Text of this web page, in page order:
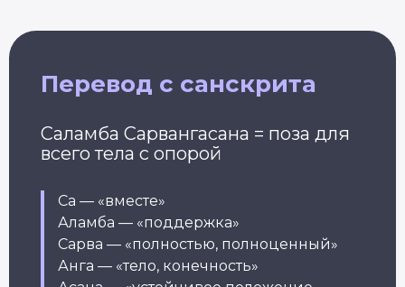
Перевод с санскрита
Саламба Сарвангасана = поза для
всего тела с опорой
Са — «вместе»
Аламба — «поддержка»
Сарва — «полностью, полноценный»
Анга — «тело, конечность»